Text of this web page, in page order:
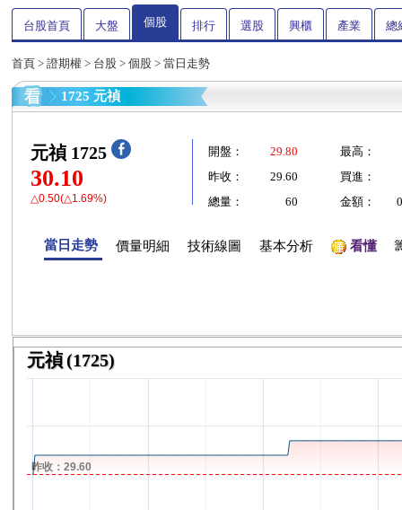
台股首頁 大盤 個股 排行 選股 興櫃 產業 總
首頁 > 證期權 > 台股 > 個股 > 當日走勢
1725 元禎
元禎 1725
30.10
△0.50(△1.69%)
開盤： 29.80
最高：
昨收：
29.60
買進：
總量：
60 金額：
當日走勢 價量明細 技術線圖 基本分析 看懂